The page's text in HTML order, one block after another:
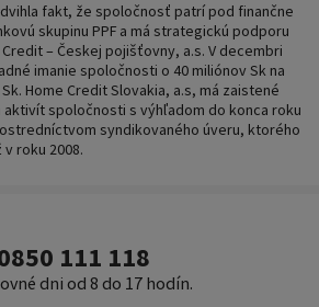
fakt, že spoločnosť patrí pod finančne
skupinu PPF a má strategickú podporu
– Českej pojišťovny, a.s. V decembri
imanie spoločnosti o 40 miliónov Sk na
Home Credit Slovakia, a.s, má zaistené
aktivít spoločnosti s výhľadom do konca roku
syndikovaného úveru, ktorého
roku 2008.
111 118
dni od 8 do 17 hodín.